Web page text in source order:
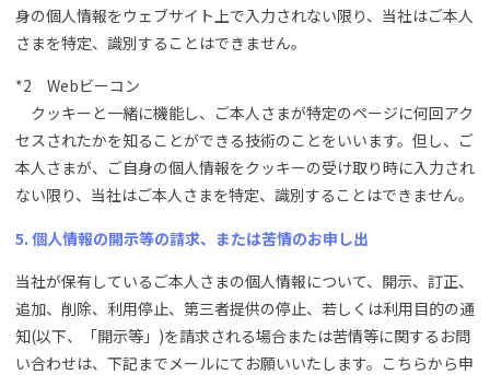
身の個人情報をウェブサイト上で入力されない限り、当社はご本人
さまを特定、識別することはできません。
*2 Webビーコン
クッキーと一緒に機能し、ご本人さまが特定のページに何回アク
セスされたかを知ることができる技術のことをいいます。但し、ご
本人さまが、ご自身の個人情報をクッキーの受け取り時に入力され
ない限り、当社はご本人さまを特定、識別することはできません。
5. 個人情報の開示等の請求、または苦情のお申し出
当社が保有しているご本人さまの個人情報について、開示、訂正、
追加、削除、利用停止、第三者提供の停止、若しくは利用目的の通
知(以下、「開示等」)を請求される場合または苦情等に関するお問
い合わせは、下記までメールにてお願いいたします。こちらから申